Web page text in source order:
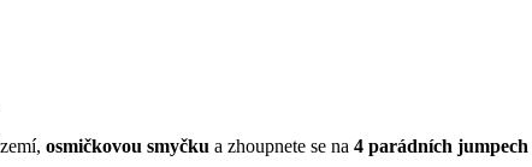
osmičkovou smyčku a zhoupnete se na 4 parádních jumpech